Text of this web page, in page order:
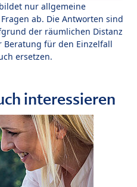
nur allgemeine
ab. Die Antworten sind
der räumlichen Distanz
Beratung für den Einzelfall
ersetzen.
interessieren